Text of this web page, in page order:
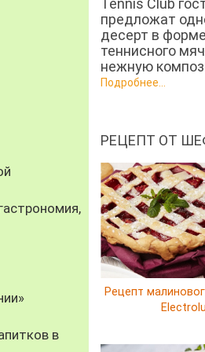
в
Tennis Club
предложат
десерт в форме
теннисного
нежную
Подробнее...
РЕЦЕПТ ОТ
Рецепт